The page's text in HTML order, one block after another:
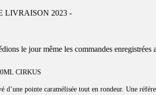
LIVRAISON 2023 -
le jour même les commandes
CIRKUS
d’une pointe caramélisée tout en rondeur. Une